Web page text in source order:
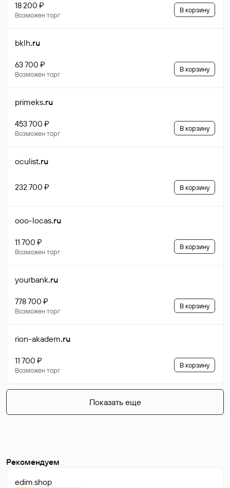
18 200 ₽
Возможен торг
В корзину
bklh.ru
63 700 ₽
Возможен торг
В корзину
primeks.ru
453 700 ₽
Возможен торг
В корзину
oculist.ru
232 700 ₽ В корзину
ooo-locas.ru
11 700 ₽
Возможен торг
В корзину
yourbank.ru
778 700 ₽
Возможен торг
В корзину
rion-akadem.ru
11 700 ₽
Возможен торг
В корзину
Показать еще
Рекомендуем
edim.shop